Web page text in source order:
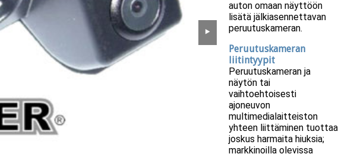
⯈
auton omaan näyttöön
lisätä jälkiasennettavan
peruutuskameran.
Peruutuskameran
liitintyypit
Peruutuskameran ja
näytön tai
vaihtoehtoisesti
ajoneuvon
multimedialaitteiston
yhteen liittäminen tuottaa
joskus harmaita hiuksia;
markkinoilla olevissa